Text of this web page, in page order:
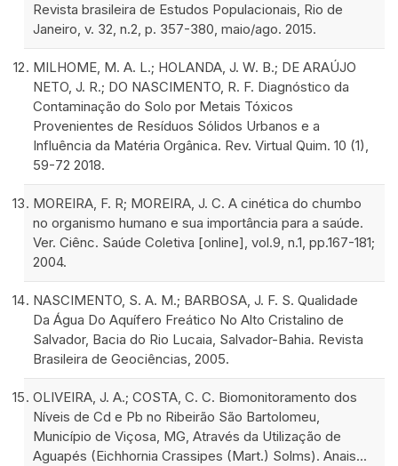
Revista brasileira de Estudos Populacionais, Rio de
Janeiro, v. 32, n.2, p. 357-380, maio/ago. 2015.
MILHOME, M. A. L.; HOLANDA, J. W. B.; DE ARAÚJO
NETO, J. R.; DO NASCIMENTO, R. F. Diagnóstico da
Contaminação do Solo por Metais Tóxicos
Provenientes de Resíduos Sólidos Urbanos e a
Influência da Matéria Orgânica. Rev. Virtual Quim. 10 (1),
59-72 2018.
MOREIRA, F. R; MOREIRA, J. C. A cinética do chumbo
no organismo humano e sua importância para a saúde.
Ver. Ciênc. Saúde Coletiva [online], vol.9, n.1, pp.167-181;
2004.
NASCIMENTO, S. A. M.; BARBOSA, J. F. S. Qualidade
Da Água Do Aquífero Freático No Alto Cristalino de
Salvador, Bacia do Rio Lucaia, Salvador-Bahia. Revista
Brasileira de Geociências, 2005.
OLIVEIRA, J. A.; COSTA, C. C. Biomonitoramento dos
Níveis de Cd e Pb no Ribeirão São Bartolomeu,
Município de Viçosa, MG, Através da Utilização de
Aguapés (Eichhornia Crassipes (Mart.) Solms). Anais...